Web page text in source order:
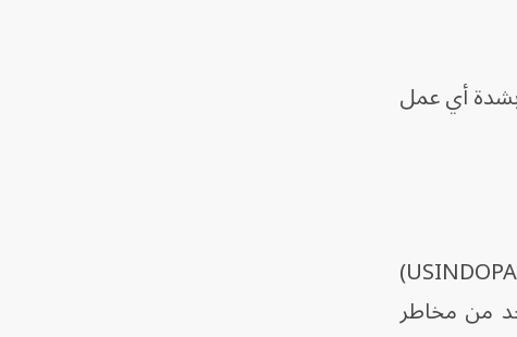
بشدة أي عمل
وذكر بيان منفصل صادر عن القيادة الأميركية في منطقة المحيطين الهندي والهادئ (USINDOPACOM)
من مخاطر